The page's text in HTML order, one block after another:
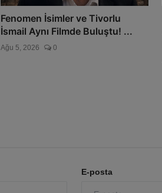
Fenomen İsimler ve Tivorlu
İsmail Aynı Filmde Buluştu! ...
Ağu 5, 2026 0
E-posta